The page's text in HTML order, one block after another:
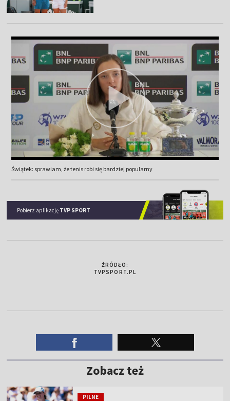
Świątek: sprawiam, że tenis robi się bardziej popularny
Pobierz aplikację TVP SPORT
ŹRÓDŁO:
TVPSPORT.PL
Zobacz też
PILNE